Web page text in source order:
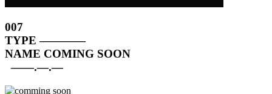
007
TYPE ————
NAME COMING SOON
——.—.—